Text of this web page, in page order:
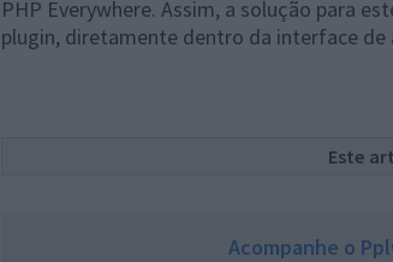
PHP Everywhere. Assim, a solução para
plugin, diretamente dentro da interface de
Este
Acompanhe o